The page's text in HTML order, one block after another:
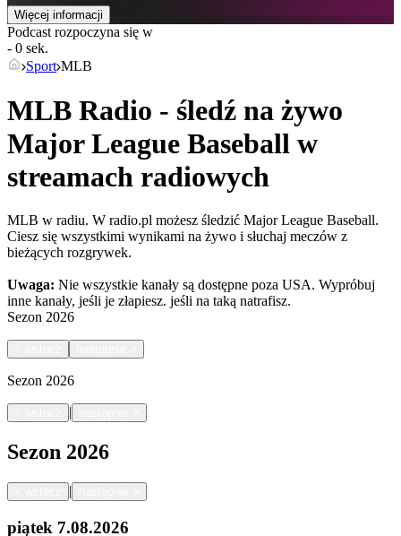
Więcej informacji
Podcast rozpoczyna się w
- 0 sek.
Sport MLB
MLB Radio - śledź na żywo
Major League Baseball w
streamach radiowych
MLB w radiu. W radio.pl możesz śledzić Major League Baseball.
Ciesz się wszystkimi wynikami na żywo i słuchaj meczów z
bieżących rozgrywek.
Uwaga: Nie wszystkie kanały są dostępne poza USA. Wypróbuj
inne kanały, jeśli je złapiesz. jeśli na taką natrafisz.
Sezon 2026
Sezon 2026
|
Sezon 2026
|
piątek 7.08.2026